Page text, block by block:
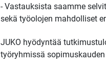
- Vastauksista saamme
sekä työolojen mahdolliset
JUKO hyödyntää
työryhmissä